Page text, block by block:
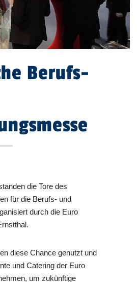
Berufs-
die Tore des
für die Berufs- und
durch die Euro
diese Chance genutzt und
und Catering der Euro
um zukünftige